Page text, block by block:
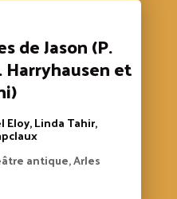
de Jason (P.
Harryhausen et
Eloy, Linda Tahir,
antique, Arles